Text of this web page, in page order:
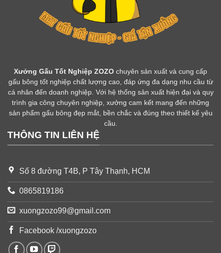
Xưởng Gấu Tốt Nghiệp ZOZO chuyên sản xuất và cung cấp
gấu bông tốt nghiệp chất lượng cao, đáp ứng đa dạng nhu cầu từ
cá nhân đến doanh nghiệp. Với hệ thống sản xuất hiện đại và quy
trình gia công chuyên nghiệp, xưởng cam kết mang đến những
sản phẩm gấu bông đẹp mắt, bền chắc và đúng theo thiết kế yêu
cầu.
THÔNG TIN LIÊN HỆ
Số 8 đường T4B, P Tây Thạnh, HCM
0865819186
xuongzozo99@gmail.com
Facebook /xuongzozo